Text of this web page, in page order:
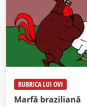
RUBRICA LUI OVI
Marfă braziliană